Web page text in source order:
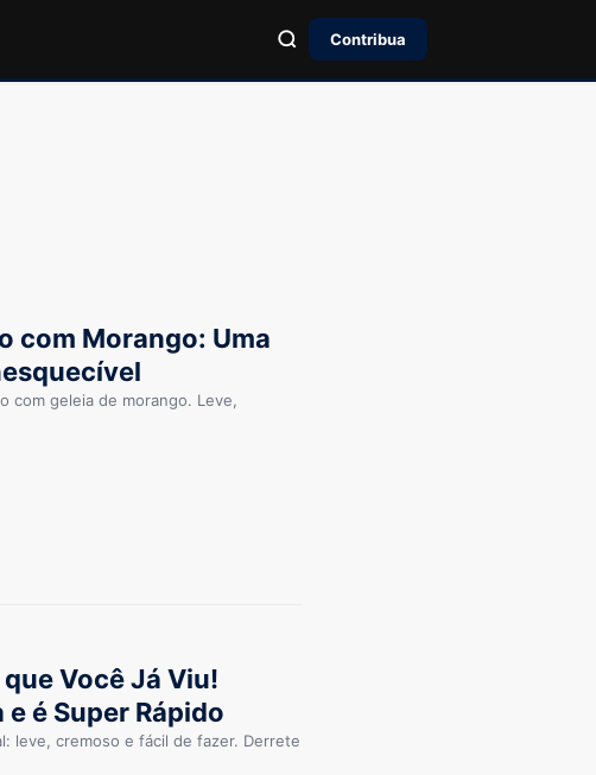
Contribua
com Morango: Uma
com geleia de morango. Leve,
Você Já Viu!
é Super Rápido
leve, cremoso e fácil de fazer. Derrete